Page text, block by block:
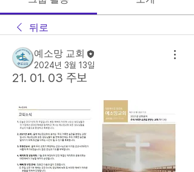
뒤로
예소망 교회
2024년 3월 13일
21. 01. 03 주보